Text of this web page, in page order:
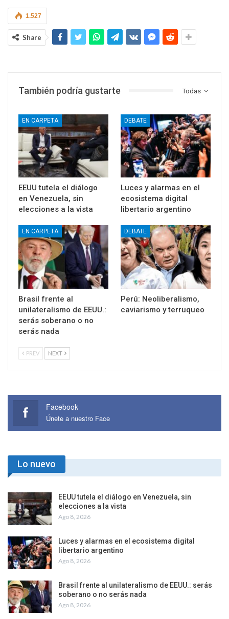
1.527
Share
Todas
También podría gustarte
EN CARPETA
EEUU tutela el diálogo
en Venezuela, sin
elecciones a la vista
DEBATE
Luces y alarmas en el
ecosistema digital
libertario argentino
EN CARPETA
Brasil frente al
unilateralismo de EEUU.:
serás soberano o no
serás nada
DEBATE
Perú: Neoliberalismo,
caviarismo y terruqueo
PREV NEXT
Facebook
Únete a nuestro Face
Lo nuevo
EEUU tutela el diálogo en Venezuela, sin
elecciones a la vista
Ago 8, 2026
Luces y alarmas en el ecosistema digital
libertario argentino
Ago 8, 2026
Brasil frente al unilateralismo de EEUU.: serás
soberano o no serás nada
Ago 8, 2026